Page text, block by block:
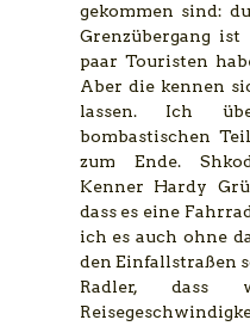
gekommen sind:
Grenzübergang
paar Touristen
Aber die kennen
lassen. Ich
bombastischen
zum Ende.
Kenner Hardy
dass es eine
ich es auch ohne
den Einfallstraßen
Radler, dass